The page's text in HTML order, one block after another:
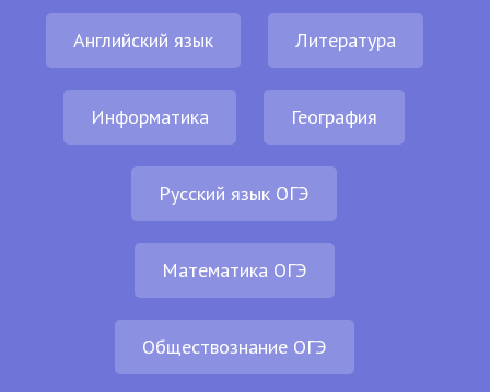
Английский язык Литература
Информатика География
Русский язык ОГЭ
Математика ОГЭ
Обществознание ОГЭ